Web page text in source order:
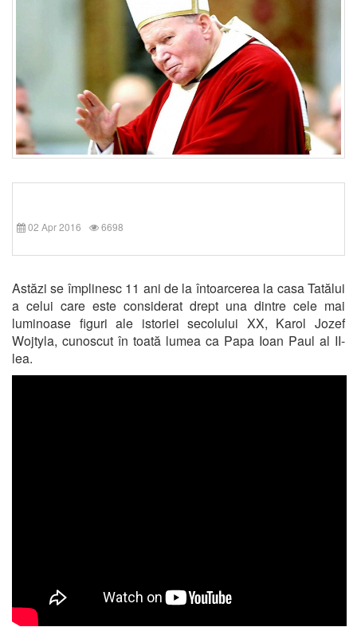
02 Apr 2016 6698
Astăzi se împlinesc 11 ani de la întoarcerea la casa Tatălui
a celui care este considerat drept una dintre cele mai
luminoase figuri ale istoriei secolului XX, Karol Jozef
Wojtyla, cunoscut în toată lumea ca Papa Ioan Paul al II-
lea.